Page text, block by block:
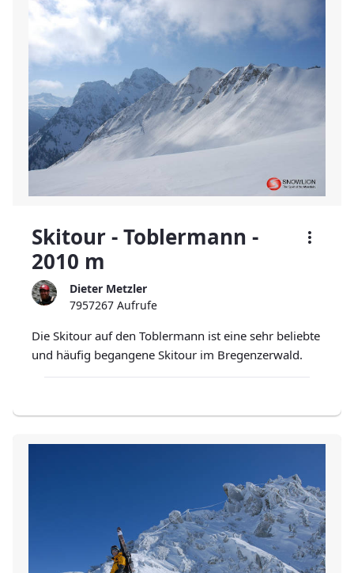
Skitour - Toblermann -
2010 m
Dieter Metzler
7957267 Aufrufe
Die Skitour auf den Toblermann ist eine sehr beliebte
und häufig begangene Skitour im Bregenzerwald.